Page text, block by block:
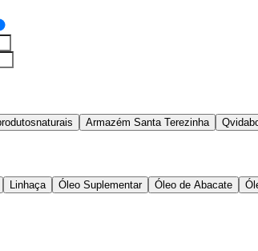
Armazém Santa Terezinha
Linhaça Óleo Suplementar Óleo de Abacate